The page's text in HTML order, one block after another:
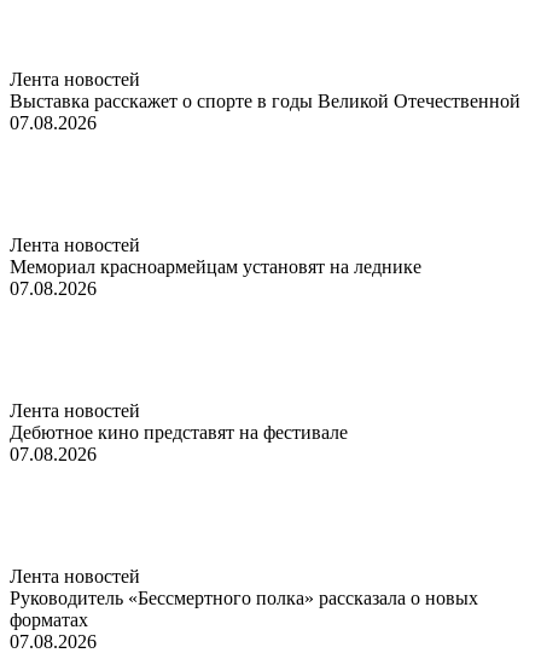
Лента новостей
Выставка расскажет о спорте в годы Великой Отечественной
07.08.2026
Лента новостей
Мемориал красноармейцам установят на леднике
07.08.2026
Лента новостей
Дебютное кино представят на фестивале
07.08.2026
Лента новостей
Руководитель «Бессмертного полка» рассказала о новых
форматах
07.08.2026